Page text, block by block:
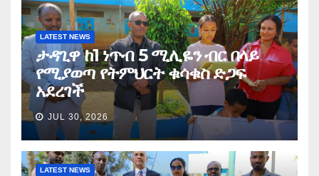
LATEST NEWS
ታዳጊዋ ከ1 ነጥብ 5 ሚሊዬን ብር በላይ
የሚያወጣ የትምህርት ቁሳቁስ ድጋፍ
አደረገች
JUL 30, 2026
LATEST NEWS